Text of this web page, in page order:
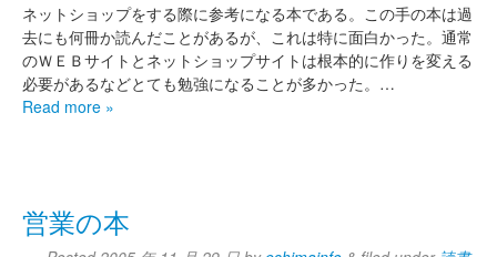
ネットショップをする際に参考になる本である。この手の本は過
去にも何冊か読んだことがあるが、これは特に面白かった。通常
のＷＥＢサイトとネットショップサイトは根本的に作りを変える
必要があるなどとても勉強になることが多かった。…
Read more »
営業の本